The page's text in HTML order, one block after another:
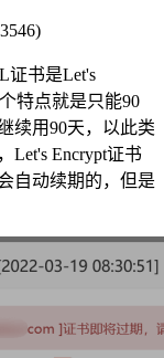
证书是Let's
特点就是只能90
续用90天，以此类
Let's Encrypt证书
自动续期的，但是